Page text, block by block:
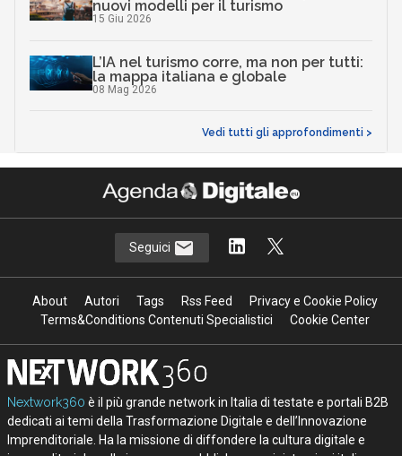
nuovi modelli per il turismo
15 Giu 2026
L’IA nel turismo corre, ma non per tutti:
la mappa italiana e globale
08 Mag 2026
Vedi tutti gli approfondimenti >
Seguici
About Autori Tags Rss Feed
Privacy e Cookie Policy
Terms&Conditions Contenuti Specialistici
Cookie Center
Nextwork360 è il più grande network in Italia di testate e portali B2B
dedicati ai temi della Trasformazione Digitale e dell’Innovazione
Imprenditoriale. Ha la missione di diffondere la cultura digitale e